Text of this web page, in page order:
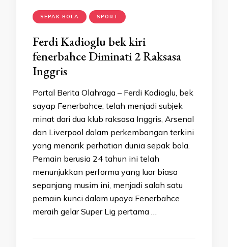
SEPAK BOLA SPORT
Ferdi Kadioglu bek kiri
fenerbahce Diminati 2 Raksasa
Inggris
Portal Berita Olahraga – Ferdi Kadioglu, bek
sayap Fenerbahce, telah menjadi subjek
minat dari dua klub raksasa Inggris, Arsenal
dan Liverpool dalam perkembangan terkini
yang menarik perhatian dunia sepak bola.
Pemain berusia 24 tahun ini telah
menunjukkan performa yang luar biasa
sepanjang musim ini, menjadi salah satu
pemain kunci dalam upaya Fenerbahce
meraih gelar Super Lig pertama …